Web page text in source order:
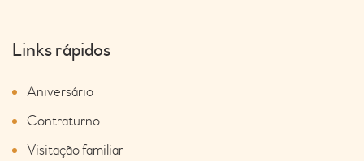
Links rápidos
Aniversário
Contraturno
Visitação familiar